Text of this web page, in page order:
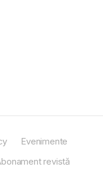
Evenimente
revistă